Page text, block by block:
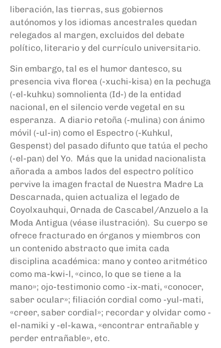
liberación, las tierras, sus gobiernos
autónomos y los idiomas ancestrales quedan
relegados al margen, excluidos del debate
político, literario y del currículo universitario.
Sin embargo, tal es el humor dantesco, su
presencia viva florea (-xuchi-kisa) en la pechuga
(-el-kuhku) somnolienta (Id-) de la entidad
nacional, en el silencio verde vegetal en su
esperanza. A diario retoña (-mulina) con ánimo
móvil (-ul-in) como el Espectro (-Kuhkul,
Gespenst) del pasado difunto que tatúa el pecho
(-el-pan) del Yo. Más que la unidad nacionalista
añorada a ambos lados del espectro político
pervive la imagen fractal de Nuestra Madre La
Descarnada, quien actualiza el legado de
Coyolxauhqui, Ornada de Cascabel/Anzuelo a la
Moda Antigua (véase ilustración). Su cuerpo se
ofrece fracturado en órganos y miembros con
un contenido abstracto que imita cada
disciplina académica: mano y conteo aritmético
como ma-kwi-l, «cinco, lo que se tiene a la
mano»; ojo-testimonio como -ix-mati, «conocer,
saber ocular»; filiación cordial como -yul-mati,
«creer, saber cordial»; recordar y olvidar como -
el-namiki y -el-kawa, «encontrar entrañable y
perder entrañable», etc.